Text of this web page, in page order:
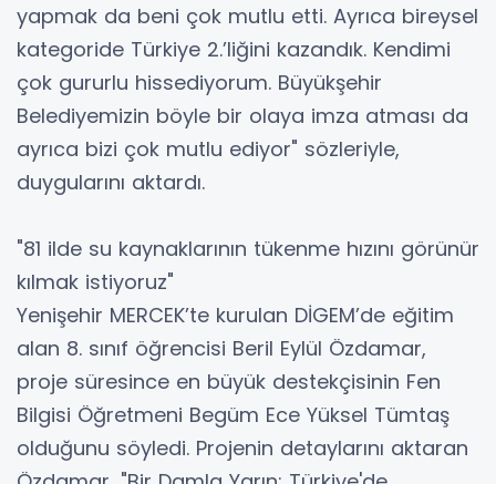
yapmak da beni çok mutlu etti. Ayrıca bireysel
kategoride Türkiye 2.’liğini kazandık. Kendimi
çok gururlu hissediyorum. Büyükşehir
Belediyemizin böyle bir olaya imza atması da
ayrıca bizi çok mutlu ediyor" sözleriyle,
duygularını aktardı.
"81 ilde su kaynaklarının tükenme hızını görünür
kılmak istiyoruz"
Yenişehir MERCEK’te kurulan DİGEM’de eğitim
alan 8. sınıf öğrencisi Beril Eylül Özdamar,
proje süresince en büyük destekçisinin Fen
Bilgisi Öğretmeni Begüm Ece Yüksel Tümtaş
olduğunu söyledi. Projenin detaylarını aktaran